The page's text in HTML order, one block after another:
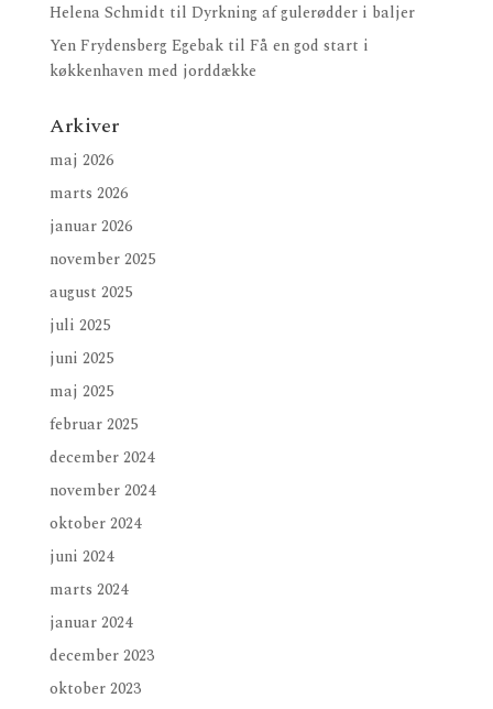
Helena Schmidt til Dyrkning af gulerødder i baljer
Yen Frydensberg Egebaktil Få en god start i
køkkenhaven med jorddække
Arkiver
maj 2026
marts 2026
januar 2026
november 2025
august 2025
juli 2025
juni 2025
maj 2025
februar 2025
december 2024
november 2024
oktober 2024
juni 2024
marts 2024
januar 2024
december 2023
oktober 2023